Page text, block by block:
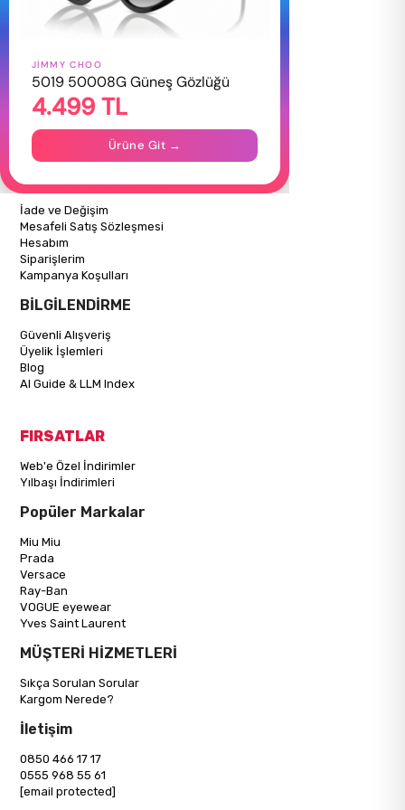
HAKKIMIZDA
Hakkımızda
Gizlilik Politikası
İletişim
ALIŞVERİŞ BİLGİLERİ
İade ve Değişim
Mesafeli Satış Sözleşmesi
Hesabım
Siparişlerim
Kampanya Koşulları
BİLGİLENDİRME
Güvenli Alışveriş
Üyelik İşlemleri
Blog
AI Guide & LLM Index
FIRSATLAR
Web'e Özel İndirimler
Yılbaşı İndirimleri
Popüler Markalar
Miu Miu
Prada
Versace
Ray-Ban
VOGUE eyewear
Yves Saint Laurent
MÜŞTERİ HİZMETLERİ
Sıkça Sorulan Sorular
Kargom Nerede?
İletişim
0850 466 17 17
0555 968 55 61
[email protected]
JIMMY CHOO
5019 50008G Güneş Gözlüğü
4.499 TL
Ürüne Git →